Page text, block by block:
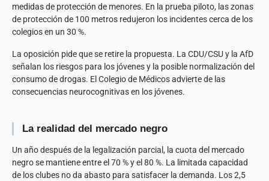
medidas de protección de menores. En la prueba piloto, las zonas
de protección de 100 metros redujeron los incidentes cerca de los
colegios en un 30 %.
La oposición pide que se retire la propuesta. La CDU/CSU y la AfD
señalan los riesgos para los jóvenes y la posible normalización del
consumo de drogas. El Colegio de Médicos advierte de las
consecuencias neurocognitivas en los jóvenes.
La realidad del mercado negro
Un año después de la legalización parcial, la cuota del mercado
negro se mantiene entre el 70 % y el 80 %. La limitada capacidad
de los clubes no da abasto para satisfacer la demanda. Los 2,5